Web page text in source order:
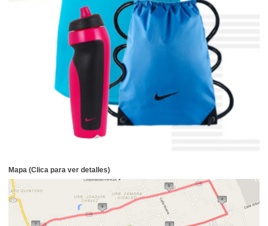
Mapa (Clica para ver detalles)